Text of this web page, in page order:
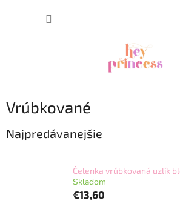
Vrúbkované
Najpredávanejšie
Čelenka vrúbkovaná uzlík
Skladom
€13,60